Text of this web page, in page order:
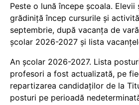
Peste o lună începe școala.
grădiniță încep cursurile și
septembrie, după vacanța de
școlar 2026-2027 și lista
An școlar 2026-2027. Lista
profesori a fost actualizată, pe
repartizarea candidaților de la
posturi pe perioadă